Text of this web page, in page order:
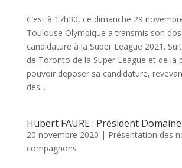
C’est à 17h30, ce dimanche 29
Toulouse Olympique a transmis son
candidature à la Super League 2021.
de Toronto de la Super League et de la
pouvoir deposer sa candidature,
des...
Hubert FAURE : Président
20 novembre 2020 | Présentation des
compagnons